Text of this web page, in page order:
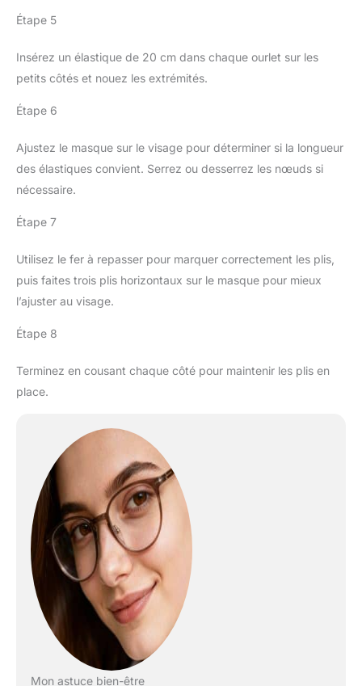
Étape 5
Insérez un élastique de 20 cm dans chaque ourlet sur les
petits côtés et nouez les extrémités.
Étape 6
Ajustez le masque sur le visage pour déterminer si la longueur
des élastiques convient. Serrez ou desserrez les nœuds si
nécessaire.
Étape 7
Utilisez le fer à repasser pour marquer correctement les plis,
puis faites trois plis horizontaux sur le masque pour mieux
l’ajuster au visage.
Étape 8
Terminez en cousant chaque côté pour maintenir les plis en
place.
Mon astuce bien-être